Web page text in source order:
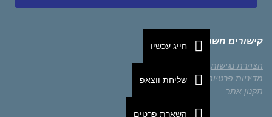
קישורים חשובים
הצהרת נגישות
מדיניות פרטיות
תקנון אתר
חייג עכשיו
שליחת ווצאפ
השארת פרטים